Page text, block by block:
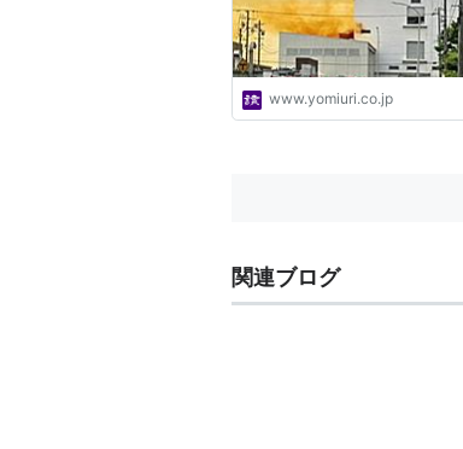
www.yomiuri.co.jp
関連ブログ